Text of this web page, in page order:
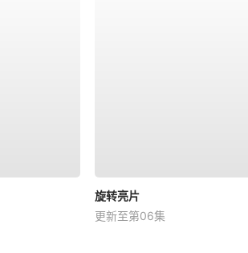
旋转亮片
更新至第06集